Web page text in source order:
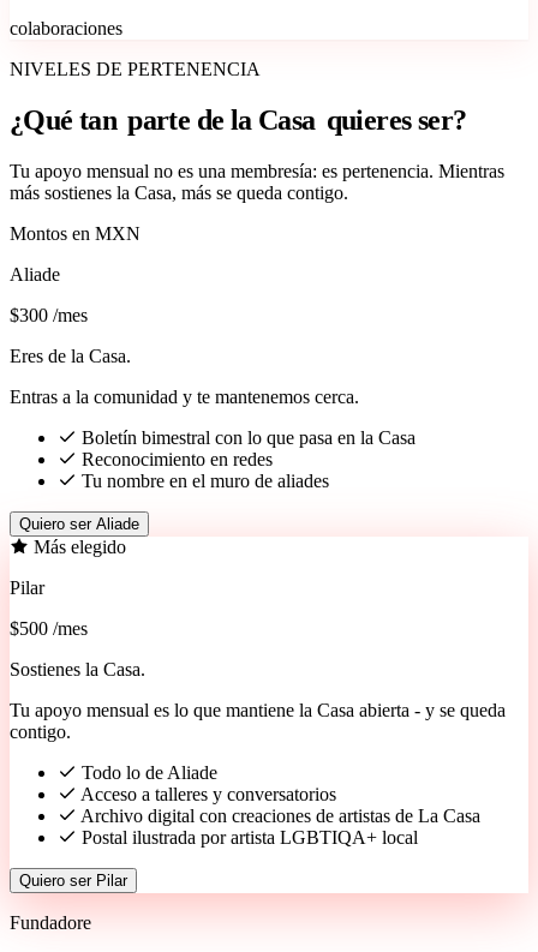
colaboraciones
NIVELES DE PERTENENCIA
¿Qué tan parte de la Casa quieres ser?
Tu apoyo mensual no es una membresía: es pertenencia. Mientras
más sostienes la Casa, más se queda contigo.
Montos en MXN
Aliade
$300 /mes
Eres de la Casa.
Entras a la comunidad y te mantenemos cerca.
Boletín bimestral con lo que pasa en la Casa
Reconocimiento en redes
Tu nombre en el muro de aliades
Quiero ser Aliade
Más elegido
Pilar
$500 /mes
Sostienes la Casa.
Tu apoyo mensual es lo que mantiene la Casa abierta - y se queda
contigo.
Todo lo de Aliade
Acceso a talleres y conversatorios
Archivo digital con creaciones de artistas de La Casa
Postal ilustrada por artista LGBTIQA+ local
Quiero ser Pilar
Fundadore